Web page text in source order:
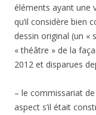
éléments ayant une
qu’il considère bien
dessin original (un «
« théâtre » de la
2012 et disparues
– le commissariat
aspect s’il était